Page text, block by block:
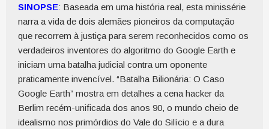
SINOPSE: Baseada em uma história real, esta minissérie
narra a vida de dois alemães pioneiros da computação
que recorrem à justiça para serem reconhecidos como os
verdadeiros inventores do algoritmo do Google Earth e
iniciam uma batalha judicial contra um oponente
praticamente invencível. “Batalha Bilionária: O Caso
Google Earth” mostra em detalhes a cena hacker da
Berlim recém-unificada dos anos 90, o mundo cheio de
idealismo nos primórdios do Vale do Silício e a dura